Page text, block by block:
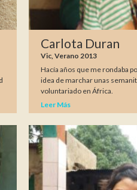
Carlota Duran
Vic, Verano 2013
Hacía años que me rondaba
idea de marchar unas
voluntariado en África.
Leer Más